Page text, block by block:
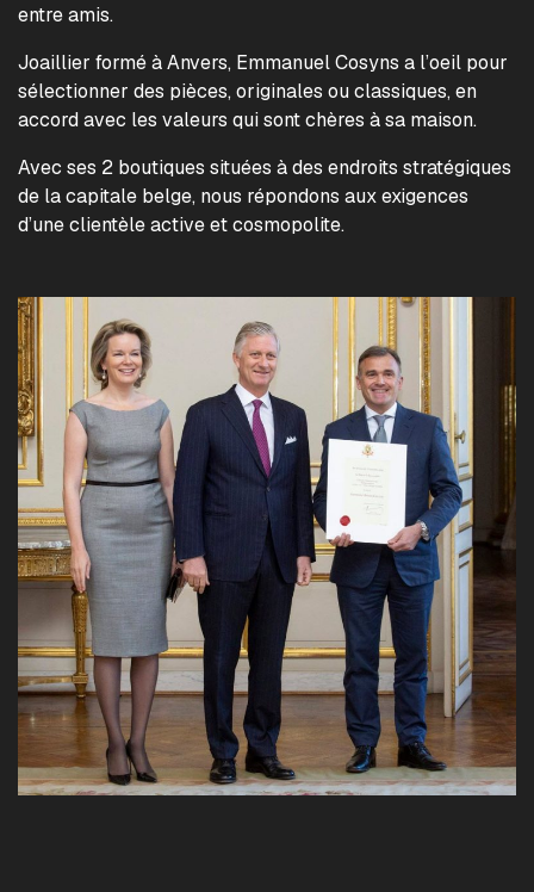
entre amis.
Joaillier formé à Anvers, Emmanuel Cosyns a l’oeil pour
sélectionner des pièces, originales ou classiques, en
accord avec les valeurs qui sont chères à sa maison.
Avec ses 2 boutiques situées à des endroits stratégiques
de la capitale belge, nous répondons aux exigences
d’une clientèle active et cosmopolite.